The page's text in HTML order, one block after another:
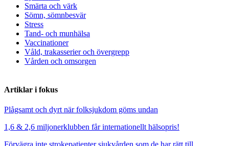
Smärta och värk
Sömn, sömnbesvär
Stress
Tand- och munhälsa
Vaccinationer
Våld, trakasserier och övergrepp
Vården och omsorgen
Artiklar i fokus
Plågsamt och dyrt när folksjukdom göms undan
1,6 & 2,6 miljonerklubben får internationellt hälsopris!
Förvägra inte strokepatienter sjukvården som de har rätt till